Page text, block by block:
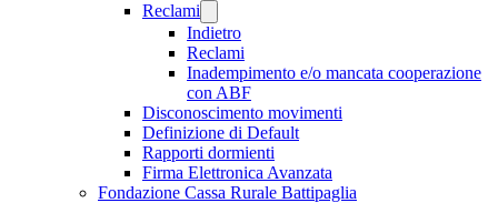
Reclami
Indietro
Reclami
Inadempimento e/o mancata cooperazione
con ABF
Disconoscimento movimenti
Definizione di Default
Rapporti dormienti
Firma Elettronica Avanzata
Fondazione Cassa Rurale Battipaglia